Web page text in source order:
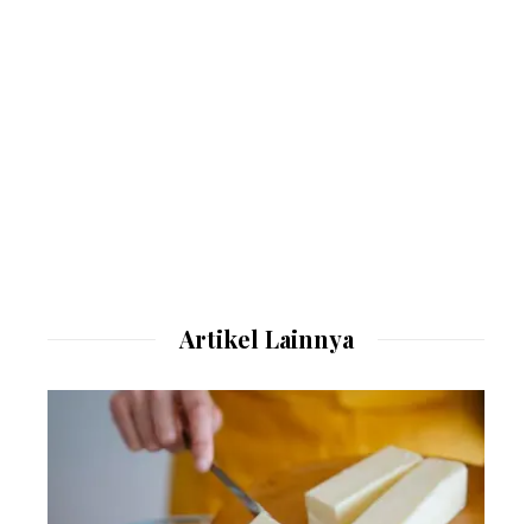
Artikel Lainnya